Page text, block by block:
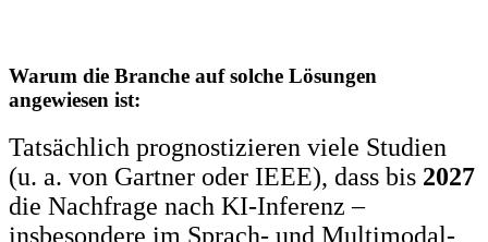
Warum die Branche auf solche Lösungen
angewiesen ist:
Tatsächlich prognostizieren viele Studien
(u. a. von Gartner oder IEEE), dass bis 2027
die Nachfrage nach KI-Inferenz –
insbesondere im Sprach- und Multimodal-